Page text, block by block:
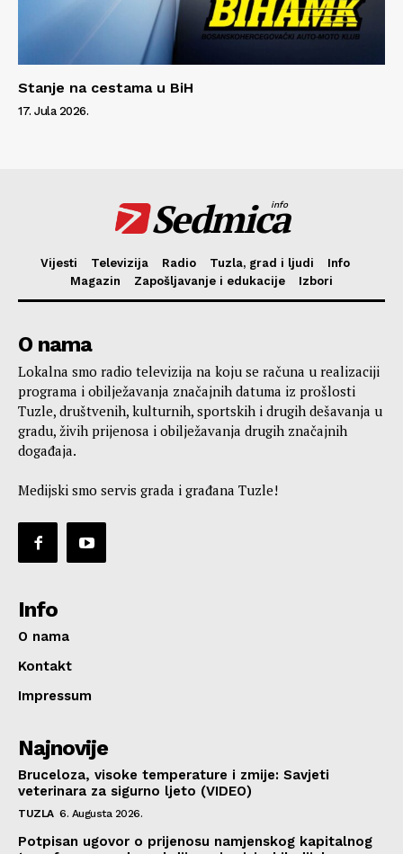
Stanje na cestama u BiH
17. Jula 2026.
Sedmica
info
Vijesti Televizija Radio Tuzla, grad i ljudi
Info
Magazin
Zapošljavanje i edukacije Izbori
O nama
Lokalna smo radio televizija na koju se računa u realizaciji
programa i obilježavanja značajnih datuma iz prošlosti
Tuzle, društvenih, kulturnih, sportskih i drugih dešavanja u
gradu, živih prijenosa i obilježavanja drugih značajnih
događaja.
Medijski smo servis grada i građana Tuzle!
Info
O nama
Kontakt
Impressum
Najnovije
Bruceloza, visoke temperature i zmije: Savjeti
veterinara za sigurno ljeto (VIDEO)
TUZLA 6. Augusta 2026.
Potpisan ugovor o prijenosu namjenskog kapitalnog